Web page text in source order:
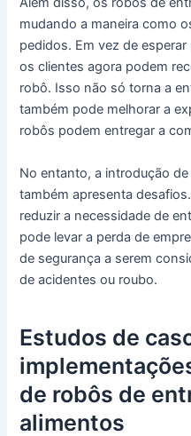
mudando a maneira como
pedidos. Em vez de
os clientes agora podem
robô. Isso não só torna a
também pode melhorar a
robôs podem entregar a
No entanto, a introdução
também apresenta
reduzir a necessidade de
pode levar a perda de
de segurança a serem
de acidentes ou roubo.
Estudos de
de robôs de
alimentos